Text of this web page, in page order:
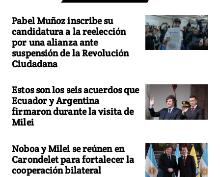
Pabel Muñoz inscribe su
candidatura a la reelección
por una alianza ante
suspensión de la Revolución
Ciudadana
Estos son los seis acuerdos que
Ecuador y Argentina
firmaron durante la visita de
Milei
Noboa y Milei se reúnen en
Carondelet para fortalecer la
cooperación bilateral